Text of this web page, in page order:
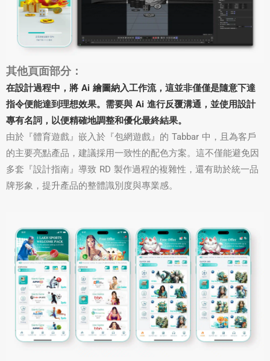
其他頁面部分：
在設計過程中，將 Ai 繪圖納入工作流，這並非僅僅是隨意下達
指令便能達到理想效果。需要與 Ai 進行反覆溝通，並使用設計
專有名詞，以便精確地調整和優化最終結果。
由於『體育遊戲』嵌入於『包網遊戲』的 Tabbar 中，且為客戶
的主要亮點產品，建議採用一致性的配色方案。這不僅能避免因
多套『設計指南』導致 RD 製作過程的複雜性，還有助於統一品
牌形象，提升產品的整體識別度與專業感。